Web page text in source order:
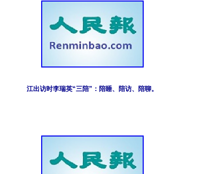
江出访时李瑞英“三陪”：陪睡、陪访、陪聊。